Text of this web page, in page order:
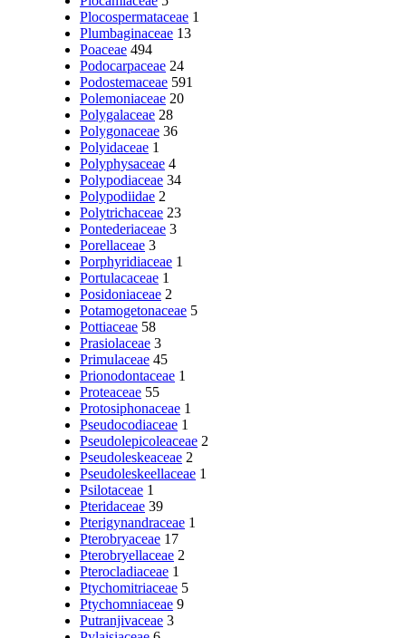
Plocospermataceae 1
Plumbaginaceae 13
Poaceae 494
Podocarpaceae 24
Podostemaceae 591
Polemoniaceae 20
Polygalaceae 28
Polygonaceae 36
Polyidaceae 1
Polyphysaceae 4
Polypodiaceae 34
Polypodiidae 2
Polytrichaceae 23
Pontederiaceae 3
Porellaceae 3
Porphyridiaceae 1
Portulacaceae 1
Posidoniaceae 2
Potamogetonaceae 5
Pottiaceae 58
Prasiolaceae 3
Primulaceae 45
Prionodontaceae 1
Proteaceae 55
Protosiphonaceae 1
Pseudocodiaceae 1
Pseudolepicoleaceae 2
Pseudoleskeaceae 2
Pseudoleskeellaceae 1
Psilotaceae 1
Pteridaceae 39
Pterigynandraceae 1
Pterobryaceae 17
Pterobryellaceae 2
Pterocladiaceae 1
Ptychomitriaceae 5
Ptychomniaceae 9
Putranjivaceae 3